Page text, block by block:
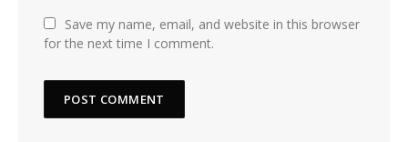
Save my name, email, and website in this browser
for the next time I comment.